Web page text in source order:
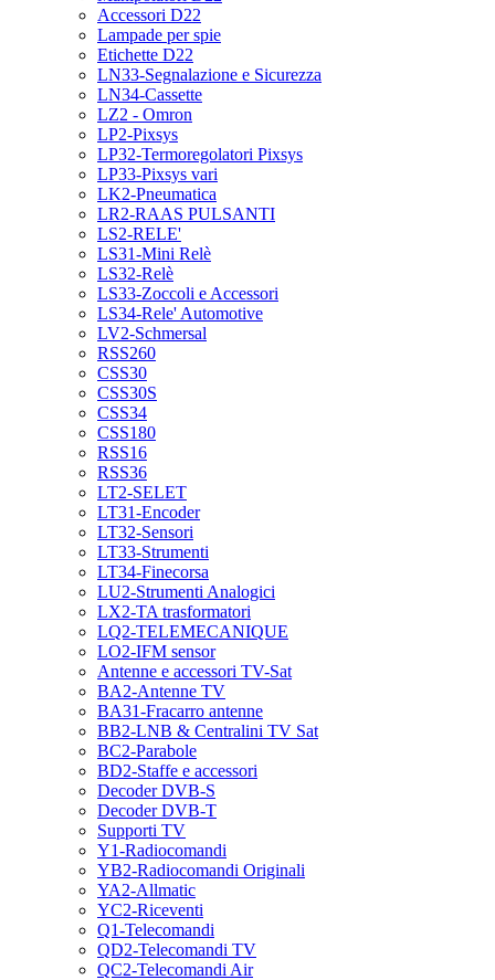
Accessori D22
Lampade per spie
Etichette D22
LN33-Segnalazione e Sicurezza
LN34-Cassette
LZ2 - Omron
LP2-Pixsys
LP32-Termoregolatori Pixsys
LP33-Pixsys vari
LK2-Pneumatica
LR2-RAAS PULSANTI
LS2-RELE'
LS31-Mini Relè
LS32-Relè
LS33-Zoccoli e Accessori
LS34-Rele' Automotive
LV2-Schmersal
RSS260
CSS30
CSS30S
CSS34
CSS180
RSS16
RSS36
LT2-SELET
LT31-Encoder
LT32-Sensori
LT33-Strumenti
LT34-Finecorsa
LU2-Strumenti Analogici
LX2-TA trasformatori
LQ2-TELEMECANIQUE
LO2-IFM sensor
Antenne e accessori TV-Sat
BA2-Antenne TV
BA31-Fracarro antenne
BB2-LNB & Centralini TV Sat
BC2-Parabole
BD2-Staffe e accessori
Decoder DVB-S
Decoder DVB-T
Supporti TV
Y1-Radiocomandi
YB2-Radiocomandi Originali
YA2-Allmatic
YC2-Riceventi
Q1-Telecomandi
QD2-Telecomandi TV
QC2-Telecomandi Air